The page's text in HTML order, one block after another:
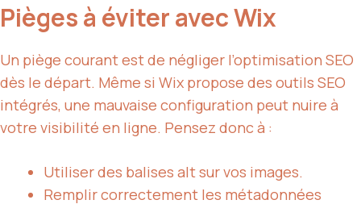
Pièges à éviter avec Wix
Un piège courant est de négliger l’optimisation SEO
dès le départ. Même si Wix propose des outils SEO
intégrés, une mauvaise configuration peut nuire à
votre visibilité en ligne. Pensez donc à :
Utiliser des balises alt sur vos images.
Remplir correctement les métadonnées